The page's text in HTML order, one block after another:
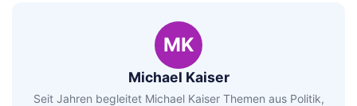
MK
Michael Kaiser
Seit Jahren begleitet Michael Kaiser Themen aus Politik,